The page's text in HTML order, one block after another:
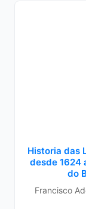
Historia das
desde 1624
do
Francisco